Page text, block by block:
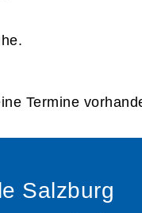
Termine
Salzburg